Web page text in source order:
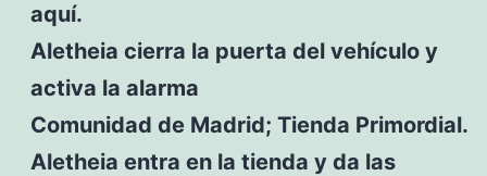
aquí.
Aletheia cierra la puerta del vehículo y
activa la alarma
Comunidad de Madrid; Tienda Primordial.
Aletheia entra en la tienda y da las